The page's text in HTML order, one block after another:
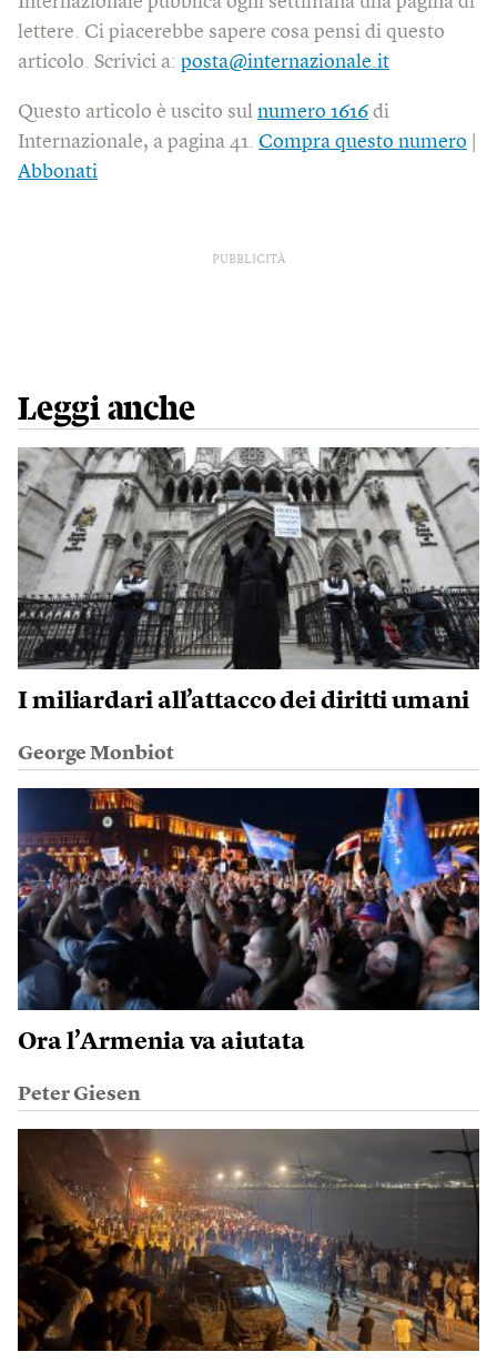
lettere. Ci piacerebbe sapere cosa pensi di questo
articolo. Scrivici a: posta@internazionale.it
Questo articolo è uscito sul numero 1616 di
Internazionale, a pagina 41. Compra questo numero
Abbonati
PUBBLICITÀ
Leggi anche
I miliardari all’attacco dei diritti umani
George Monbiot
Ora l’Armenia va aiutata
Peter Giesen